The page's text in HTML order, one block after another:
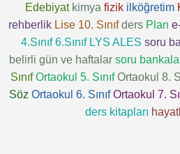
Edebiyat kimya fizik ilköğretim
rehberlik Lise 10. Sınıf ders Plan
4.Sınıf 6.Sınıf LYS ALES soru
belirli gün ve haftalar soru
Sınıf Ortaokul 5. Sınıf Ortaokul 8.
Söz Ortaokul 6. Sınıf Ortaokul 7.
ders kitapları